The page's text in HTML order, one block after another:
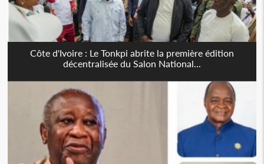
Côte d'Ivoire : Le Tonkpi abrite la première édition
décentralisée du Salon National...